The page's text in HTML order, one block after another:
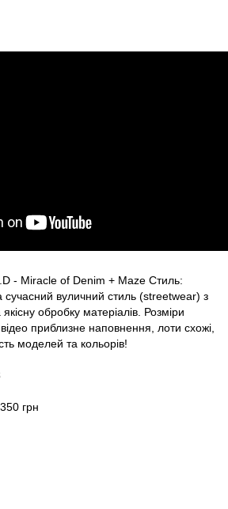
- Miracle of Denim + Maze Стиль:
сучасний вуличний стиль (streetwear) з
обробку матеріалів. Розміри
приблизне наповнення, лоти схожі,
моделей та кольорів!
грн